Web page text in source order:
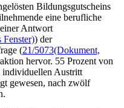
Bildungsgutscheins
eine berufliche
Antwort
Fenster)) der
(21/5073(Dokument,
hervor. 55 Prozent von
individuellen Austritt
gewesen, nach zwölf